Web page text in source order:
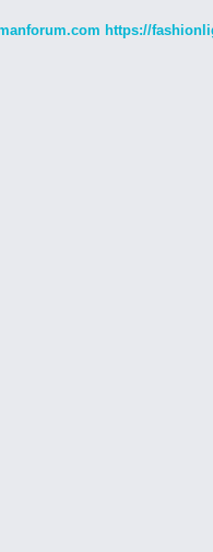
https://